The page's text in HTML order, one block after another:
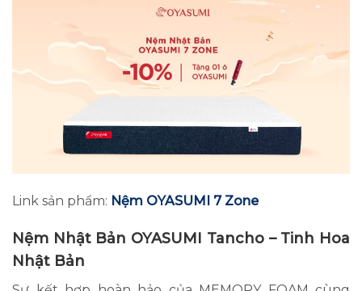
Link sản phẩm: Nệm OYASUMI 7 Zone
Nệm Nhật Bản OYASUMI Tancho– Tinh Hoa
Nhật Bản